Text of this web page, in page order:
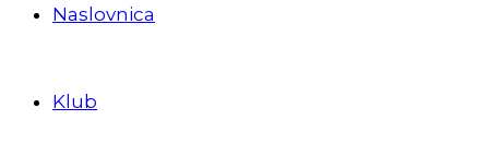
Naslovnica
Klub